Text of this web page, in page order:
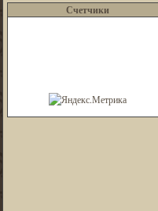
Счетчики